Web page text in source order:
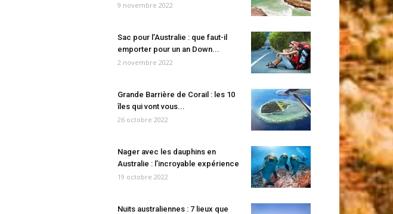
9 novembre 2022
Sac pour l’Australie : que faut-il
emporter pour un an Down...
2 novembre 2022
Grande Barrière de Corail : les 10
îles qui vont vous...
26 octobre 2022
Nager avec les dauphins en
Australie : l’incroyable expérience
19 octobre 2022
Nuits australiennes : 7 lieux que